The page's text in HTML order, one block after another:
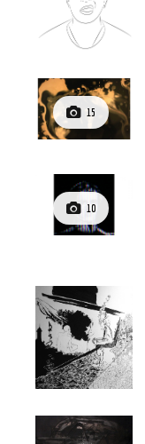
15
10